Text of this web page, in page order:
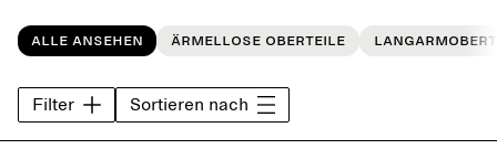
auszeichnen.
Alle ansehen Ärmellose Oberteile
Filter Sortieren nach